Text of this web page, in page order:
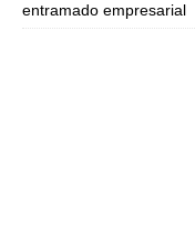
entramado empresarial